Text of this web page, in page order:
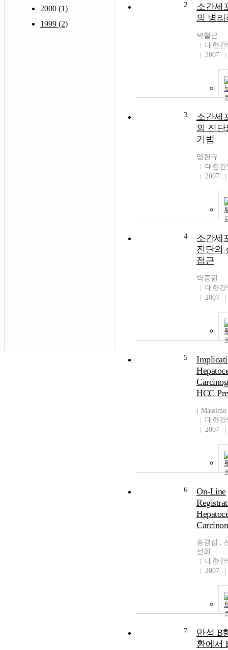
2000 (1)
1999 (2)
2
소간세
의 병리
박철근
대한
2007
3
소간세
의 진단
기법
염헌규
대한
2007
4
소간세
진단의
접근
박중원
대한
2007
5
HCC
(
대한
2007
6
On-Line
송경섭 ,
선희
대한
2007
7
만성 B
환에서